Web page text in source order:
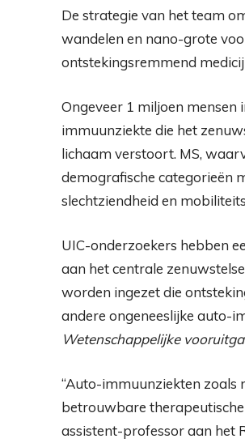
De strategie van het team
wandelen en nano-grote
ontstekingsremmend
Ongeveer 1 miljoen mensen
immuunziekte die het
lichaam verstoort. MS,
demografische categorieën
slechtziendheid en
UIC-onderzoekers hebben
aan het centrale
worden ingezet die
andere ongeneeslijke auto-
Wetenschappelijke
“Auto-immuunziekten zoals
betrouwbare therapeutische
assistent-professor aan het